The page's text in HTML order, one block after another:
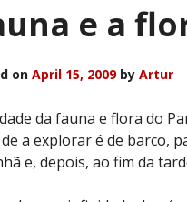
e a
on April 15, 2009by Artur
da fauna e flora do
a explorar é de barco,
e, depois, ao fim da